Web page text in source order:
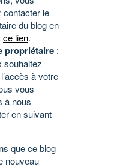
contacter le
du blog en
ce lien.
propriétaire :
souhaitez
à votre
vous
à nous
en suivant
que ce blog
nouveau